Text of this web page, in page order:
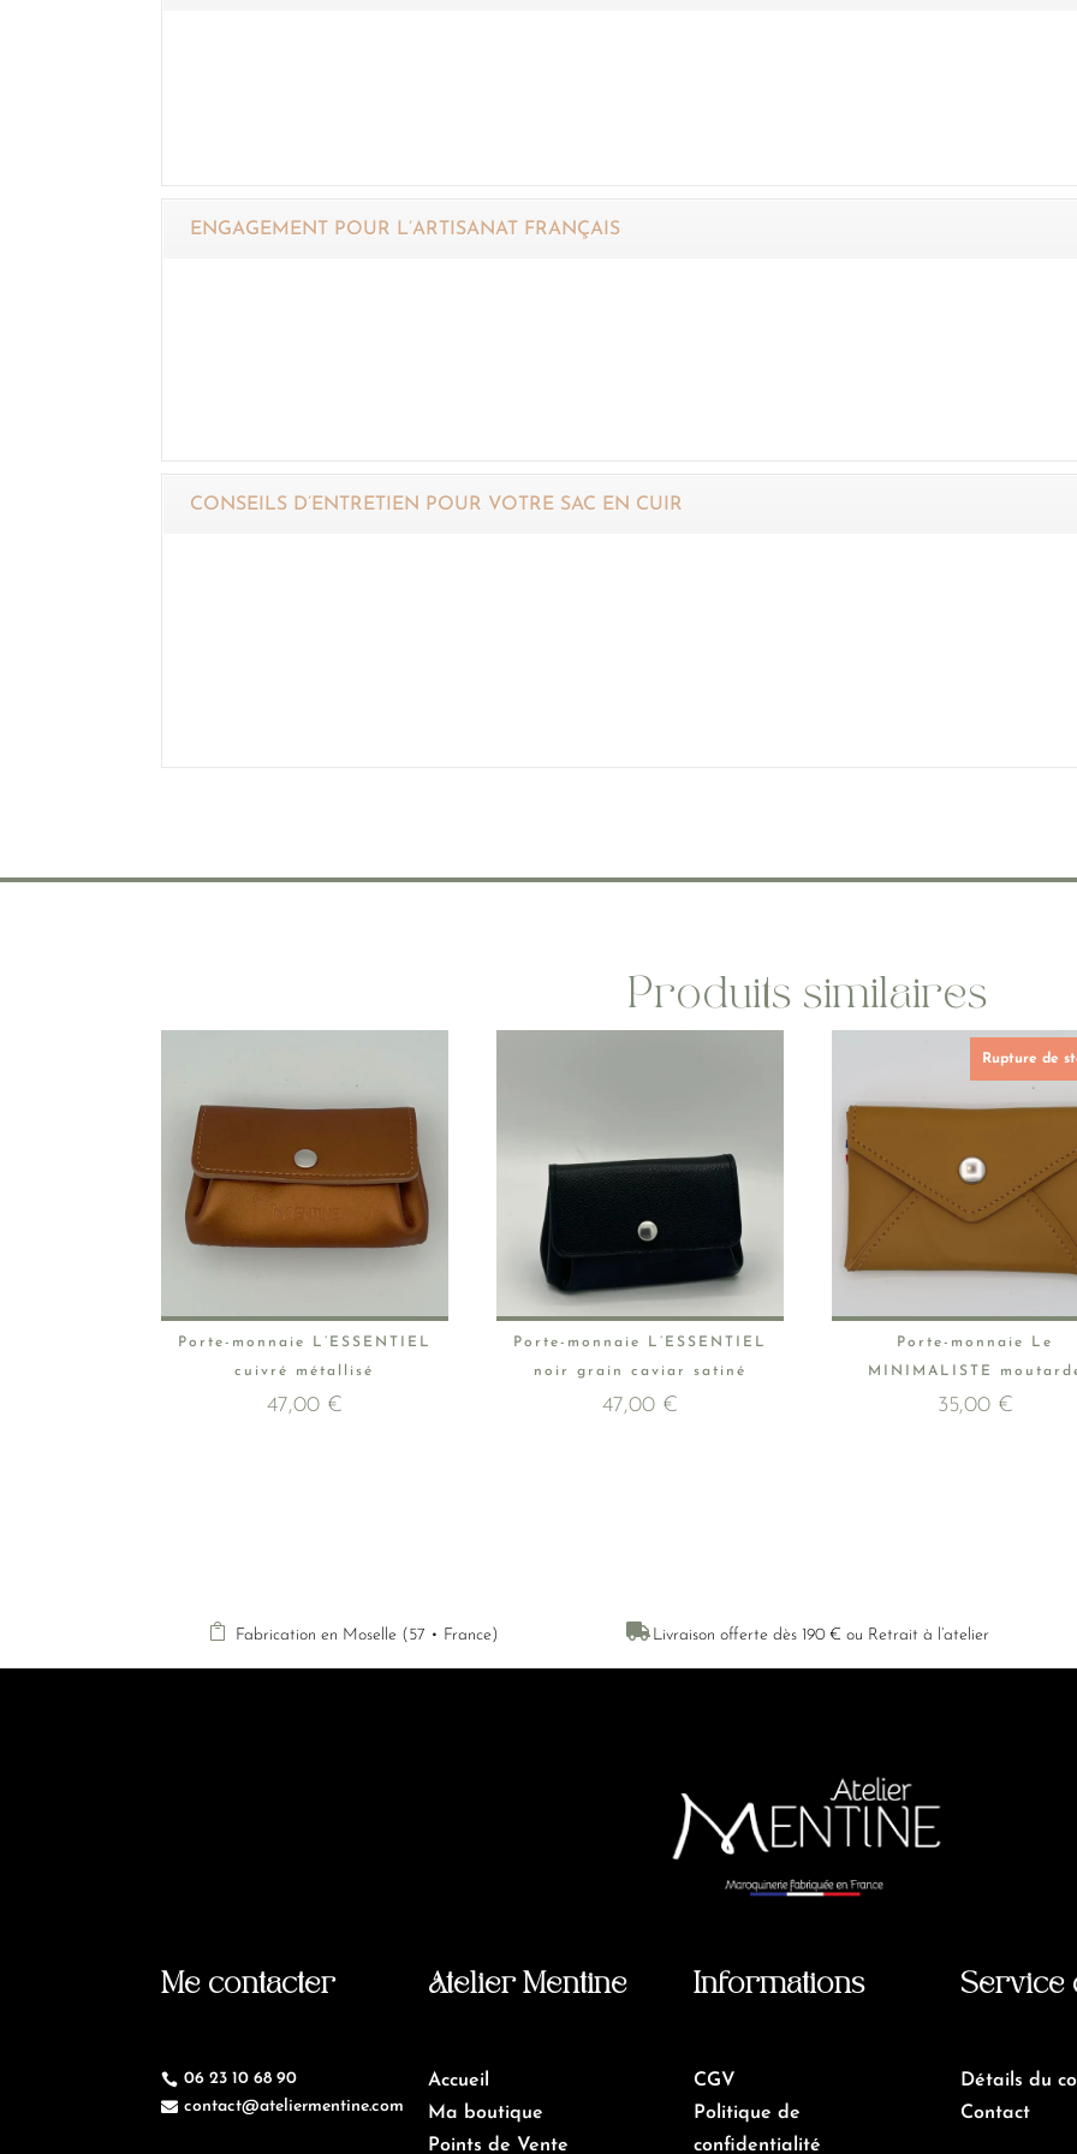
ENGAGEMENT POUR L’ARTISANAT FRANÇAIS
CONSEILS D’ENTRETIEN POUR VOTRE SAC EN CUIR
Produits similaires
Porte-monnaie L’ESSENTIEL
cuivré métallisé
47,00 €
Porte-monnaie L’ESSENTIEL
noir grain caviar satiné
47,00 €
Porte-monnaie Le
MINIMALISTE
35,00 €
Rupture de
 Fabrication en Moselle (57 • France)  Livraison offerte dès 190 € ou Retrait à l’atelier
Me contacter
 06 23 10 68 90
 contact@ateliermentine.com
Atelier Mentine
Accueil
Ma boutique
Points de Vente
Informations
CGV
Politique de
confidentialité
Service
Détails du
Contact